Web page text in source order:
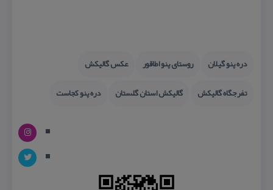
دره پنو گیلان روستای پنو اطاقور
عكس گالیكش
تفرجگاه گالیكش
گالیكش استان گلستان دره پنو كجاست